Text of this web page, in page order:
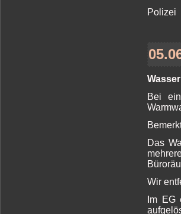
Polizei
Bei
Das
Wir
Im EG